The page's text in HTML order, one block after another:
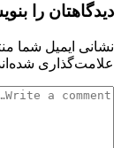
دیدگاهتان را
نشانی ایمیل شما
علامت‌گذاری